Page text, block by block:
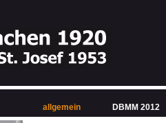
allgemein DBMM 2012